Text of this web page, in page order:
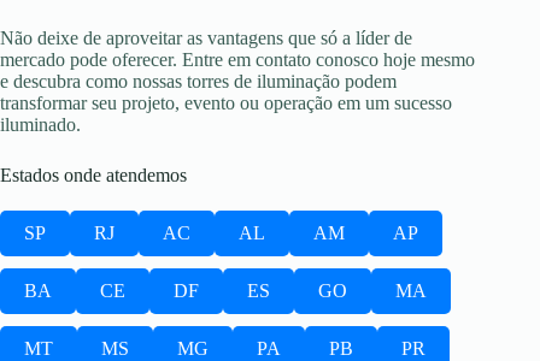
Não deixe de aproveitar as vantagens que só a líder de
mercado pode oferecer. Entre em contato conosco hoje mesmo
e descubra como nossas torres de iluminação podem
transformar seu projeto, evento ou operação em um sucesso
iluminado.
Estados onde atendemos
SP RJ AC AL AM AP
BA CE DF ES GO MA
MT MS MG PA PB PR